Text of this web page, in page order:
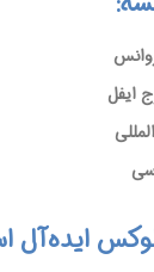
ایفل
ایده‌آل